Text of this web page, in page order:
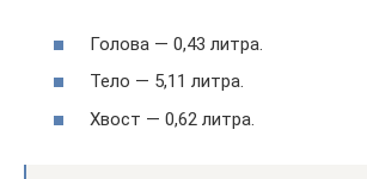
Голова — 0,43 литра.
Тело — 5,11 литра.
Хвост — 0,62 литра.